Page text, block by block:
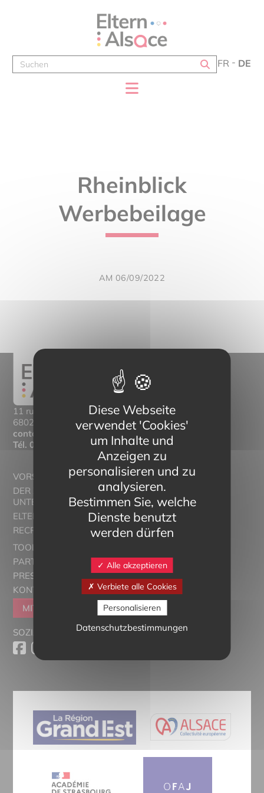
FR DE
Rheinblick
Werbebeilage
AM 06/09/2022
11 rue Mittlerweg,
68025 Colmar Cedex
contact@eltern-bilinguisme.org
Tél. 03 89 20 46 74
VORSTELLUNG
DER ZWEISPRACHIGE
UNTERRICHT
ELTERN ALSACE - EUROSTAGES
RECRUTORRS
TOOLBOX
PARTNER
PRESSESCHAU
KONTAKT
MITGLIEDER WERDEN
SOZIALE MEDIEN
Diese Webseite
verwendet 'Cookies'
um Inhalte und
Anzeigen zu
personalisieren und zu
analysieren.
Bestimmen Sie, welche
Dienste benutzt
werden dürfen
Alle akzeptieren
Verbiete alle Cookies
Personalisieren
Datenschutzbestimmungen